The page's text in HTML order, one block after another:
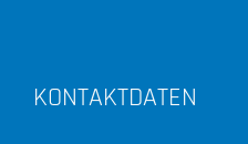
KONTAKTDATEN